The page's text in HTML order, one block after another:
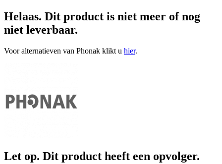
Helaas. Dit product is niet meer of nog
niet leverbaar.
Voor alternatieven van Phonak klikt u hier.
Let op. Dit product heeft een opvolger.